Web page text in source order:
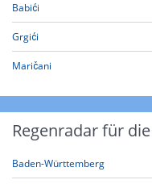
Babići
Grgići
Maričani
Regenradar für
Baden-Württemberg